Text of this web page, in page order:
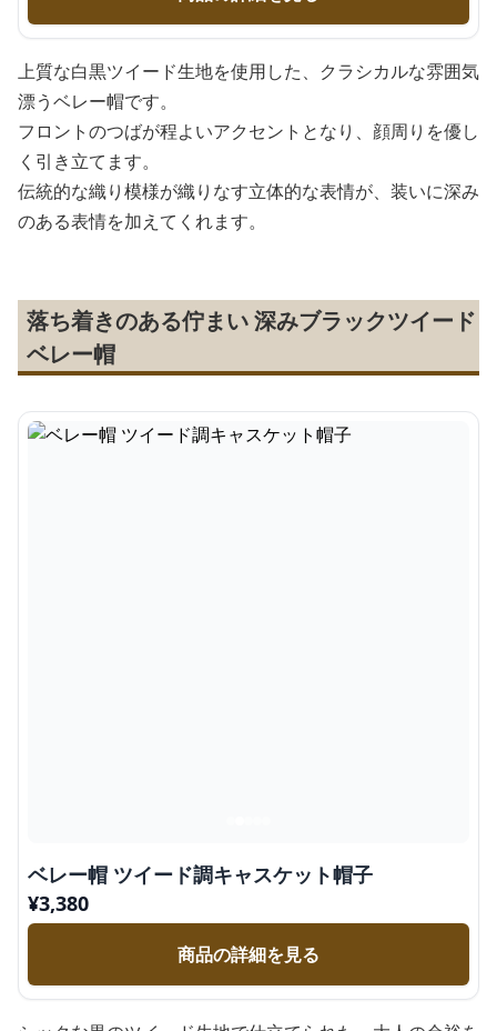
上質な白黒ツイード生地を使用した、クラシカルな雰囲気
漂うベレー帽です。
フロントのつばが程よいアクセントとなり、顔周りを優し
く引き立てます。
伝統的な織り模様が織りなす立体的な表情が、装いに深み
のある表情を加えてくれます。
落ち着きのある佇まい 深みブラックツイード
ベレー帽
ベレー帽 ツイード調キャスケット帽子
¥3,380
商品の詳細を見る